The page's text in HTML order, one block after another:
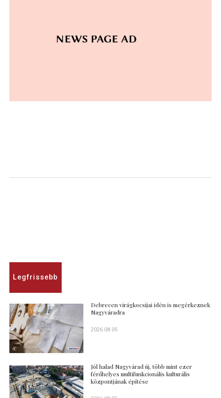
Legfrissebb
Debrecen virágkocsijai idén is megérkeznek
Nagyváradra
2026.08.05
Jól halad Nagyvárad új, több mint ezer
férőhelyes multifunkcionális kulturális
központjának építése